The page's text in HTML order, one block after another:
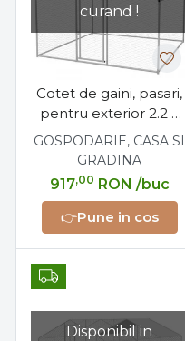
curand !
Cotet de gaini, pasari,
pentru exterior 2.2 x
1.4 x 1.75 metri, otel
galvanizat
GOSPODARIE, CASA SI
GRADINA
917,00 RON /buc
👉Pune in cos
Disponibil in